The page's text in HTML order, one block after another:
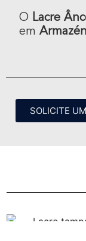
O Lacre
em
SOLICITE